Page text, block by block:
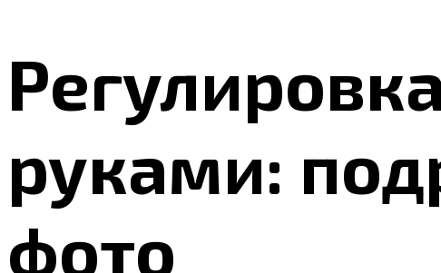
руками:
фото